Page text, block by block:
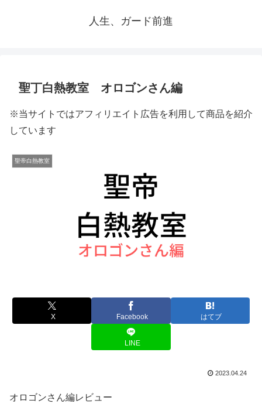
人生、ガード前進
聖丁白熱教室 オロゴンさん編
※当サイトではアフィリエイト広告を利用して商品を紹介
しています
聖帝白熱教室
X Facebook はてブ
LINE
2023.04.24
オロゴンさん編レビュー